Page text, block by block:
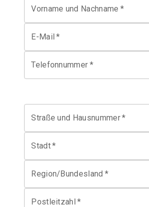
Vorname und Nachname *
E-Mail *
Telefonnummer *
Straße und Hausnummer*
Stadt*
Region/Bundesland *
Postleitzahl *